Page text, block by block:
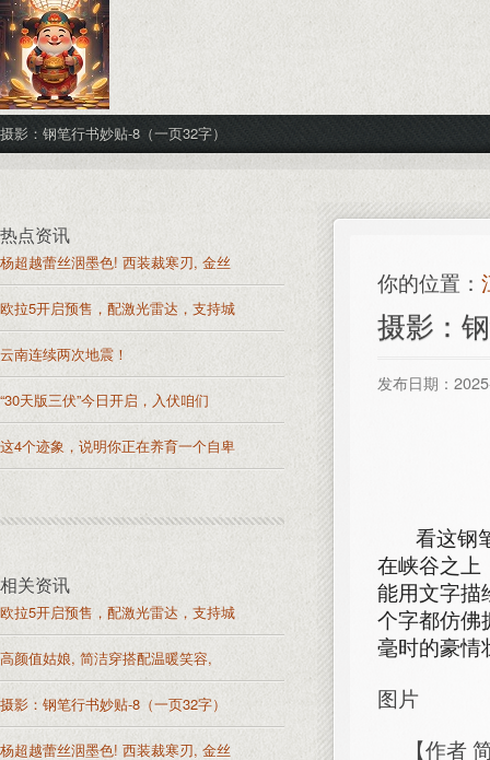
摄影：钢笔行书妙贴-8（一页32字）
你的位置：
摄影：
发布日期：
看这钢笔
在峡谷之上
能用文字描
个字都仿佛
毫时的豪情
图片
【作者
热点资讯
杨超越蕾丝洇墨色! 西装裁寒刃, 金丝
欧拉5开启预售，配激光雷达，支持城
云南连续两次地震！
“30天版三伏”今日开启，入伏咱们
这4个迹象，说明你正在养育一个自卑
相关资讯
欧拉5开启预售，配激光雷达，支持城
高颜值姑娘, 简洁穿搭配温暖笑容,
摄影：钢笔行书妙贴-8（一页32字）
杨超越蕾丝洇墨色! 西装裁寒刃, 金丝